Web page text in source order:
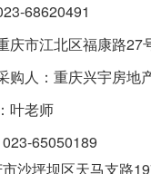
68620491
庆市江北区福康路27
购人：重庆兴宇房地
叶老师
023-65050189
沙坪坝区天马支路